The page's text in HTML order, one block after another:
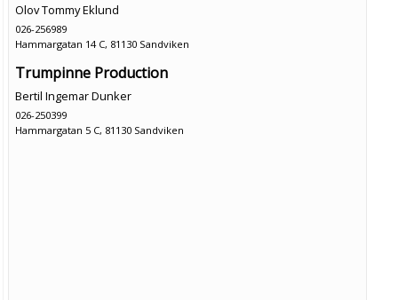
Olov Tommy Eklund
026-256989
Hammargatan 14 C, 81130 Sandviken
Trumpinne Production
Bertil Ingemar Dunker
026-250399
Hammargatan 5 C, 81130 Sandviken